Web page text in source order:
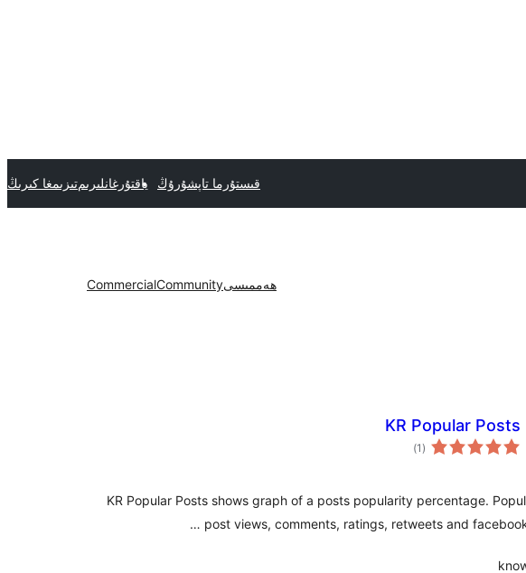
قىستۇرما تاپشۇرۇڭ ياقتۇرغانلىرىمتىزىمغا كىرىڭ
ھەممىسىCommunity
Commercial
KR Popular Posts
(1 ئومۇمىي
دەرىجە)
KR Popular Posts shows graph of a posts popularity percentage.
post views, comments, ratings, retweets and facebook